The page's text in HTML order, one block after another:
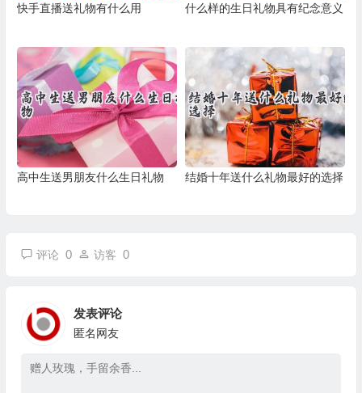
快手直播送礼物有什么用 什么样的生日礼物具有纪念意义
高中生送男朋友什么生日礼物 结婚十年送什么礼物最好的选择
评论 0 访客 0
发表评论
匿名网友